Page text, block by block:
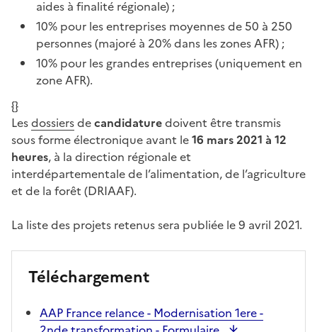
aides à finalité régionale) ;
10% pour les entreprises moyennes de 50 à 250
personnes (majoré à 20% dans les zones AFR) ;
10% pour les grandes entreprises (uniquement en
zone AFR).
{}
Lesdossiersdecandidaturedoivent être transmis
sous forme électronique avant le16 mars 2021 à 12
heures, à la direction régionale et
interdépartementale de l’alimentation, de l’agriculture
et de la forêt (DRIAAF).
La liste des projets retenus sera publiée le 9 avril 2021.
Téléchargement
AAP France relance - Modernisation 1ere -